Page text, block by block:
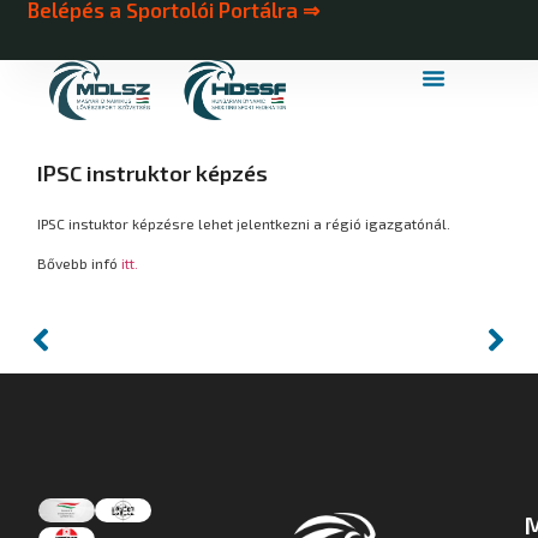
Belépés a Sportolói Portálra ⇒
IPSC instruktor képzés
IPSC instuktor képzésre lehet jelentkezni a régió igazgatónál.
Bővebb infó itt.